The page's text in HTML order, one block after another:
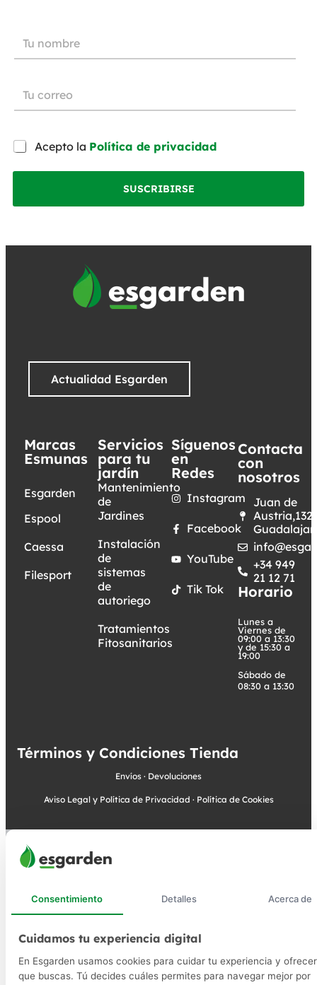
Acepto la Política de privacidad
SUSCRIBIRSE
Actualidad Esgarden
Marcas
Esmunas
Esgarden
Espool
Caessa
Filesport
Servicios
para tu
jardín
Mantenimiento
de
Jardines
Instalación
de
sistemas
de
autoriego
Tratamientos
Fitosanitarios
Síguenos
en
Redes
Instagram
Facebook
YouTube
Tik Tok
Contacta
con
nosotros
Juan de
Austria,132.
+34 949
21 12 71
Horario
Lunes a
Viernes de
09:00 a 13:30
y de 15:30 a
19:00
Sábado de
08:30 a 13:30
Términos y Condiciones Tienda
Envíos · Devoluciones
Aviso Legal y Política de Privacidad · Política de Cookies
Consentimiento Detalles Acerca de
Cuidamos tu experiencia digital
En Esgarden usamos cookies para cuidar tu experiencia y
que buscas. Tú decides cuáles permites para navegar mejor por